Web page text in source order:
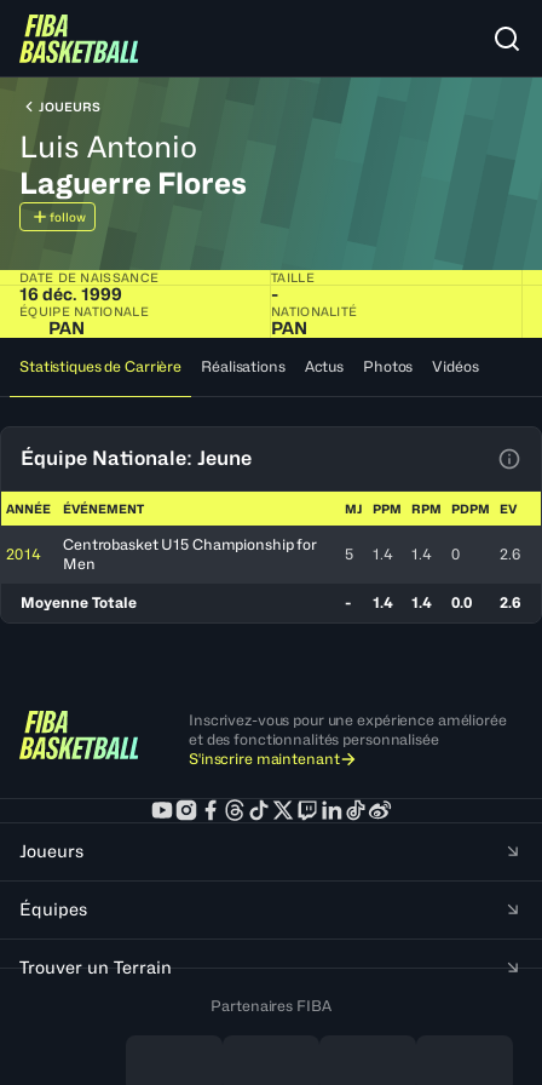
JOUEURS
Luis Antonio
Laguerre Flores
follow
DATE DE NAISSANCE
16 déc. 1999
TAILLE
-
ÉQUIPE NATIONALE
PAN
NATIONALITÉ
PAN
Statistiques de Carrière Réalisations Actus Photos Vidéos
Équipe Nationale: Jeune
ANNÉE ÉVÉNEMENT MJ PPM RPM PDPM EV
2014
Centrobasket U15 Championship for
Men
5 1.4 1.4 0 2.6
Moyenne Totale - 1.4 1.4 0.0 2.6
Inscrivez-vous pour une expérience améliorée
et des fonctionnalités personnalisée
S'inscrire maintenant
Joueurs
Équipes
Trouver un Terrain
Partenaires FIBA